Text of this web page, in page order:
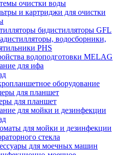
очистки воды
и картриджи для очистки
бидистилляторы GFL
водосборники,
PHS
водоподготовки MELAG
для ифа
оборудование
для планшет
для планшет
для мойки и дезинфекции
для мойки и дезинфекции
стекла
для моечных машин